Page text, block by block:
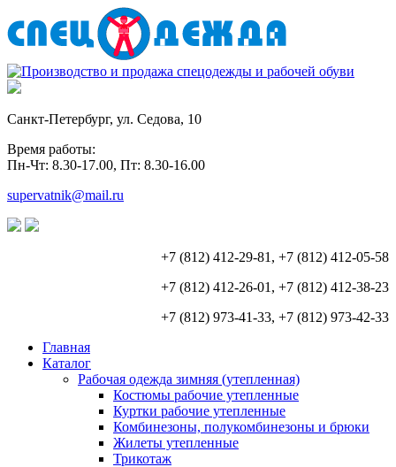
Санкт-Петербург, ул. Седова, 10
Время работы:
Пн-Чт: 8.30-17.00, Пт: 8.30-16.00
supervatnik@mail.ru
+7 (812) 412-29-81, +7 (812) 412-05-58
+7 (812) 412-26-01, +7 (812) 412-38-23
+7 (812) 973-41-33, +7 (812) 973-42-33
Главная
Каталог
Рабочая одежда зимняя (утепленная)
Костюмы рабочие утепленные
Куртки рабочие утепленные
Комбинезоны, полукомбинезоны и брюки
Жилеты утепленные
Трикотаж